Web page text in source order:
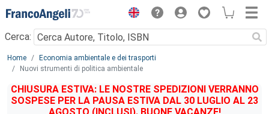
Menu
Cerca:
Main content
Home
Economia ambientale e dei trasporti
Nuovi strumenti di politica ambientale
CHIUSURA ESTIVA: LE NOSTRE SPEDIZIONI VERRANNO
SOSPESE PER LA PAUSA ESTIVA DAL 30 LUGLIO AL 23